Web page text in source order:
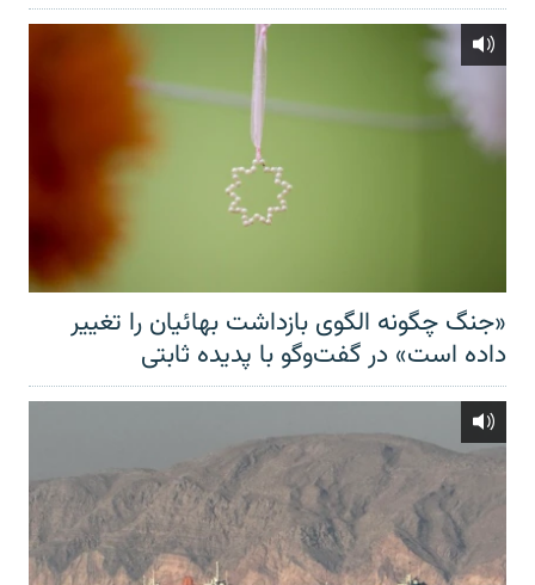
«جنگ چگونه الگوی بازداشت بهائیان را تغییر
داده است» در گفت‌وگو با پدیده ثابتی